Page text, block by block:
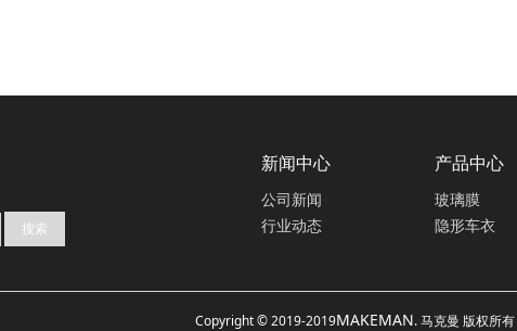
新闻中心
公司新闻
行业动态
产品中心
玻璃膜
隐形车衣
Copyright © 2019-2019MAKEMAN. 马克曼 版权所有